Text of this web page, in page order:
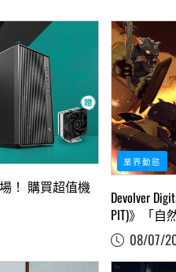
場！ 購買超值機
業界動態
Devolver
PIT)》「自
200萬份，
08/07/